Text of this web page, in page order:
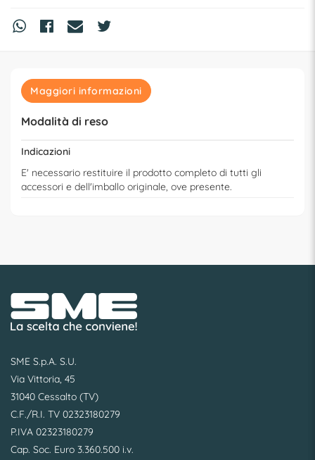
Maggiori informazioni
Modalità di reso
Indicazioni
E' necessario restituire il prodotto completo di tutti gli
accessori e dell'imballo originale, ove presente.
SME S.p.A. S.U.
Via Vittoria, 45
31040 Cessalto (TV)
C.F./R.I. TV 02323180279
P.IVA 02323180279
Cap. Soc. Euro 3.360.500 i.v.